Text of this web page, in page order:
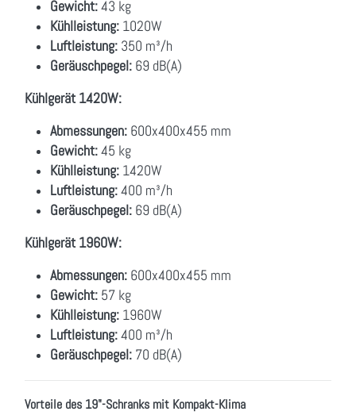
Gewicht:43 kg
Kühlleistung: 1020W
Luftleistung: 350 m³/h
Geräuschpegel: 69 dB(A)
Kühlgerät 1420W:
Abmessungen: 600x400x455 mm
Gewicht:45 kg
Kühlleistung: 1420W
Luftleistung:400 m³/h
Geräuschpegel: 69 dB(A)
Kühlgerät 1960W:
Abmessungen: 600x400x455 mm
Gewicht: 57 kg
Kühlleistung: 1960W
Luftleistung:400 m³/h
Geräuschpegel: 70 dB(A)
Vorteile des 19"-Schranks mit Kompakt-Klima